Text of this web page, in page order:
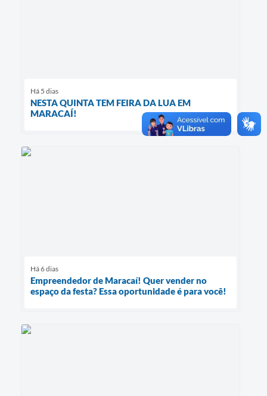
Há 5 dias
NESTA QUINTA TEM FEIRA DA LUA EM
MARACAÍ!
Há 6 dias
Empreendedor de Maracaí! Quer vender no
espaço da festa? Essa oportunidade é para você!